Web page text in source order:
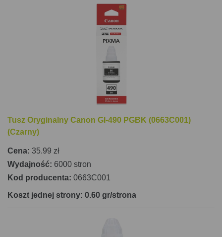
Tusz Oryginalny Canon GI-490 PGBK (0663C001)
(Czarny)
Cena: 35.99 zł
Wydajność: 6000 stron
Kod producenta: 0663C001
Koszt jednej strony: 0.60 gr/strona